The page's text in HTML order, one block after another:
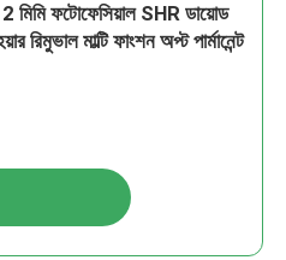
মিমি ফটোফেসিয়াল SHR ডায়োড
রিমুভাল মাল্টি ফাংশন অপ্ট পার্মানেন্ট